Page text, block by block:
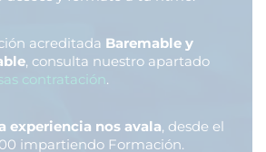
acreditada Baremable y
, consulta nuestro apartado
contratación.
experiencia nos avala, desde el
impartiendo Formación.